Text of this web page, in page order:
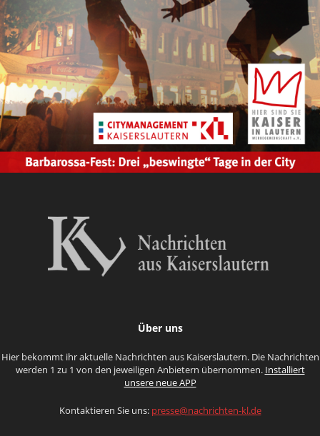
Über uns
Hier bekommt ihr aktuelle Nachrichten aus Kaiserslautern. Die Nachrichten
werden 1 zu 1 von den jeweiligen Anbietern übernommen. Installiert
unsere neue APP
Kontaktieren Sie uns: presse@nachrichten-kl.de